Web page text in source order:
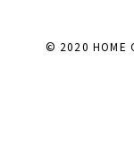
© 2020 HOME